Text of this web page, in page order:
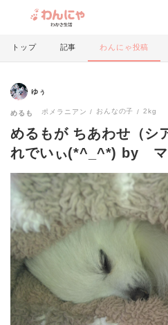
トップ 記事 わんにゃ投稿
ゆぅ
めるも ポメラニアン おんなの子 2kg
めるもが ちあわせ（シ
れでいぃ(*^_^*) by マ